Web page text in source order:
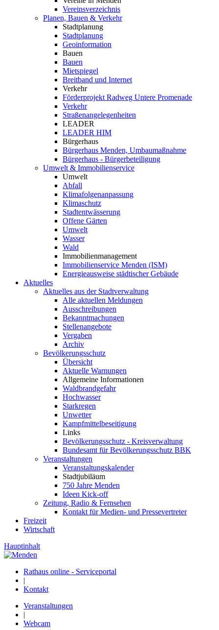
Vereinsverzeichnis
Planen, Bauen & Verkehr
Stadtplanung
Stadtplanung
Geoinformation
Bauen
Bauen
Mietspiegel
Breitband und Internet
Verkehr
Förderprojekt Radweg Untere Promenade
Verkehr
Straßenangelegenheiten
LEADER
LEADER HIM
Bürgerhaus
Bürgerhaus Menden, Umbaumaßnahme
Bürgerhaus - Bürgerbeteiligung
Umwelt & Immobilienservice
Umwelt
Abfall
Klimafolgenanpassung
Klimaschutz
Stadtentwässerung
Offene Gärten
Umwelt
Wasser
Wald
Immobilienmanagement
Immobilienservice Menden (ISM)
Energieausweise städtischer Gebäude
Aktuelles
Aktuelles aus der Stadtverwaltung
Alle aktuellen Meldungen
Ausschreibungen
Bekanntmachungen
Stellenangebote
Vergaben
Archiv
Bevölkerungsschutz
Übersicht
Aktuelle Warnungen
Allgemeine Informationen
Waldbrandgefahr
Hochwasser
Starkregen
Unwetter
Kampfmittelbeseitigung
Links
Bevölkerungsschutz - Kreisverwaltung
Bundesamt für Bevölkerungsschutz BBK
Veranstaltungen
Veranstaltungskalender
Stadtjubiläum
750 Jahre Menden
Ideen Kick-off
Zeitung, Radio & Fernsehen
Kontakt für Medien- und Pressevertreter
Freizeit
Wirtschaft
Hauptinhalt
Rathaus online - Serviceportal
|
Kontakt
Veranstaltungen
|
Webcam